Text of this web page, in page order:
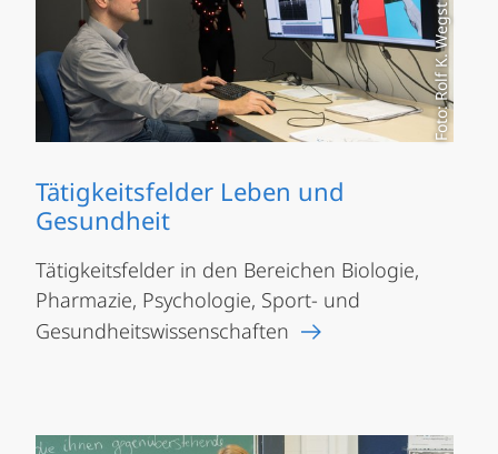
Foto: Rolf K. Wegst
Tätigkeitsfelder Leben und
Gesundheit
Tätigkeitsfelder in den Bereichen Biologie,
Pharmazie, Psychologie, Sport- und
Gesundheitswissenschaften